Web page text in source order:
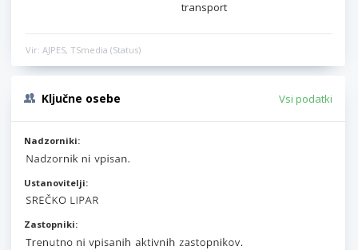
transport
Vir: AJPES, TSmedia (Status)
Ključne osebe Vsi podatki
Nadzorniki:
Ustanovitelji:
Zastopniki: